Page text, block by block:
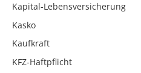
Kapital-Lebensversicherung
Kasko
Kaufkraft
KFZ-Haftpflicht